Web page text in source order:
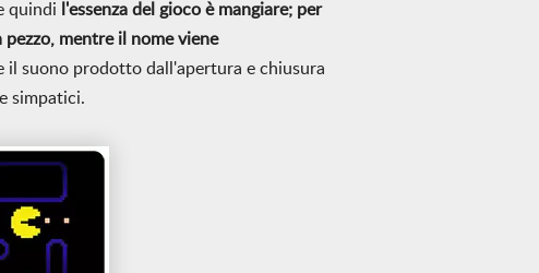
quindi
l'essenza del gioco è mangiare; per
mentre il nome viene
il suono prodotto dall'apertura e chiusura
simpatici.